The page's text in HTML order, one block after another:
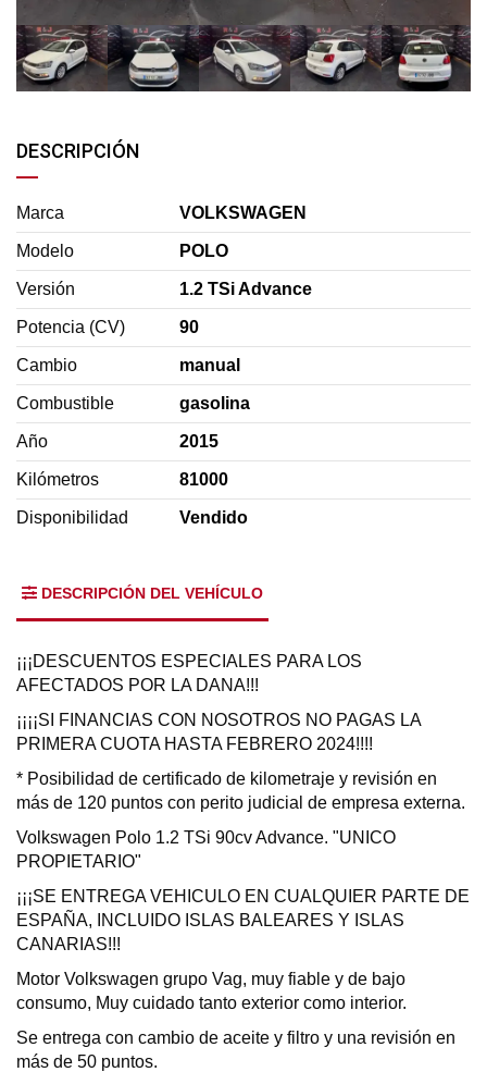
DESCRIPCIÓN
Marca VOLKSWAGEN
Modelo POLO
Versión 1.2 TSi Advance
Potencia (CV) 90
Cambio manual
Combustible gasolina
Año 2015
Kilómetros 81000
Disponibilidad Vendido
DESCRIPCIÓN DEL VEHÍCULO
¡¡¡DESCUENTOS ESPECIALES PARA LOS
AFECTADOS POR LA DANA!!!
¡¡¡¡SI FINANCIAS CON NOSOTROS NO PAGAS LA
PRIMERA CUOTA HASTA FEBRERO 2024!!!!
* Posibilidad de certificado de kilometraje y revisión en
más de 120 puntos con perito judicial de empresa externa.
Volkswagen Polo 1.2 TSi 90cv Advance. "UNICO
PROPIETARIO"
¡¡¡SE ENTREGA VEHICULO EN CUALQUIER PARTE DE
ESPAÑA, INCLUIDO ISLAS BALEARES Y ISLAS
CANARIAS!!!
Motor Volkswagen grupo Vag, muy fiable y de bajo
consumo, Muy cuidado tanto exterior como interior.
Se entrega con cambio de aceite y filtro y una revisión en
más de 50 puntos.